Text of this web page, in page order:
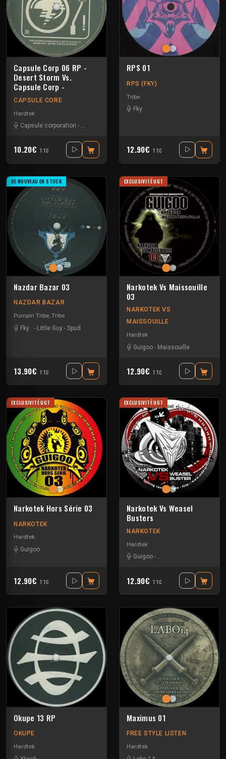
Capsule Corp 06 RP -
Desert Storm Vs.
Capsule Corp -
CAPSULE CORE
Hardtek
Capsule corporation - Desert storm
10.20€ TTC
RPS 01
RPS (FKY)
Tribe
Fky
12.90€ TTC
DE NOUVEAU EN STOCK
Nazdar Bazar 03
NAZDAR BAZAR
Pumpin Tribe, Tribe
Fky
- Little Guy - Spud
13.90€ TTC
EXCLUSIVITÉ UGT
Narkotek Vs Maissouille
03
NARKOTEK VS
MAISSOUILLE
Hardtek
Guigoo - Maissouille
12.90€ TTC
EXCLUSIVITÉ UGT
Narkotek Hors Série 03
NARKOTEK
Hardtek
Guigoo
12.90€ TTC
EXCLUSIVITÉ UGT
Narkotek Vs Weasel
Busters
NARKOTEK
Hardtek
Guigoo - Mat Weasel busters
12.90€ TTC
Okupe 13 RP
OKUPE
Hardtek
Maximus 01
FREE STYLE LISTEN
Hardtek